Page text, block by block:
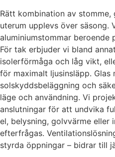
Rätt kombination av
uterum upplevs över säsong.
aluminiumstommar beroende
För tak erbjuder vi bland
isolerförmåga och låg vikt,
för maximalt ljusinsläpp. Glas
solskyddsbeläggning och
läge och användning. Vi
anslutningar för att undvika
el, belysning, golvvärme eller
efterfrågas.
styrda öppningar – bidrar till